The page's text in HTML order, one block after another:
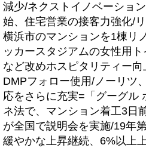
減少/ネクストイノベーショ
始、住宅営業の接客力強化/
横浜市のマンションを1棟リ
ッカースタジアムの女性用
など改めホスピタリティー
DMPフォロー使用/ノーリツ
応をさらに充実=「グーグル
ネ法で、マンション着工3日
が全国で説明会を実施/19年
緩やかな上昇継続、6%以上